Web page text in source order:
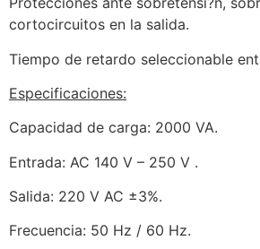
cortocircuitos en la salida.
Tiempo de retardo seleccionable
Especificaciones:
Capacidad de carga: 2000 VA.
Entrada: AC 140 V – 250 V .
Salida: 220 V AC ±3%.
Frecuencia: 50 Hz / 60 Hz.